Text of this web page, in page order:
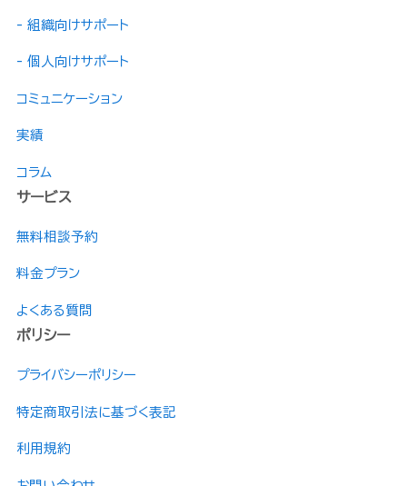
- 組織向けサポート
- 個人向けサポート
コミュニケーション
実績
コラム
サービス
無料相談予約
料金プラン
よくある質問
ポリシー
プライバシーポリシー
特定商取引法に基づく表記
利用規約